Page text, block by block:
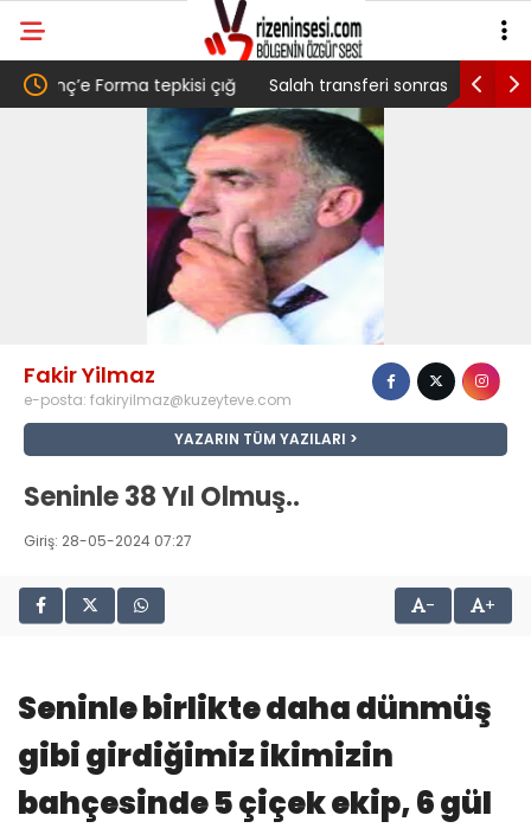
çığ Salah transferi sonrası 6661 forma alan
belediye başkanına ‘Kimin parasıyla’ sorusu
Fakir Yilmaz
e-posta: fakiryilmaz@kuzeyteve.com
YAZARIN TÜM YAZILARI
Seninle 38 Yıl Olmuş..
Giriş: 28-05-2024 07:27
- +
Seninle birlikte daha dünmüş
gibi girdiğimiz ikimizin
bahçesinde 5 çiçek ekip, 6 gül